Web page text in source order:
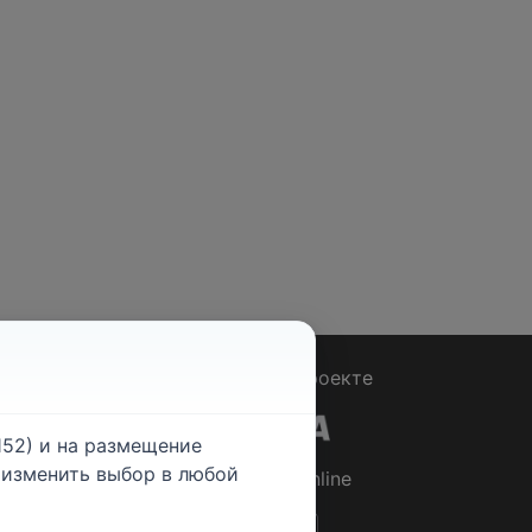
О проекте
© 2026Rabotniki.online
и на размещение
выбор в любой